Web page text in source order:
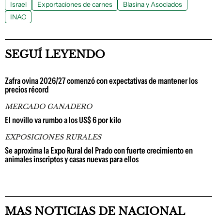
Israel Exportaciones de carnes
Blasina y Asociados
INAC
SEGUÍ LEYENDO
Zafra ovina 2026/27 comenzó con expectativas de mantener los
precios récord
MERCADO GANADERO
El novillo va rumbo a los US$ 6 por kilo
EXPOSICIONES RURALES
Se aproxima la Expo Rural del Prado con fuerte crecimiento en
animales inscriptos y casas nuevas para ellos
MAS NOTICIAS DE NACIONAL